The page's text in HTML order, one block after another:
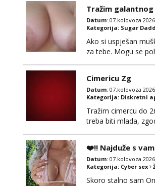
Tražim
Datum: 07.kolovoza
Kategorija: Sugar
Ako si uspješan
za tebe. Mogu se
Cimericu Zg
Datum: 07.kolovoza
Kategorija: Diskretni
Tražim cimercu do
treba biti mlada,
❤️‼️ Najduže s
Datum: 07.kolovoza
Kategorija: Cyber sex
Skoro stalno sam